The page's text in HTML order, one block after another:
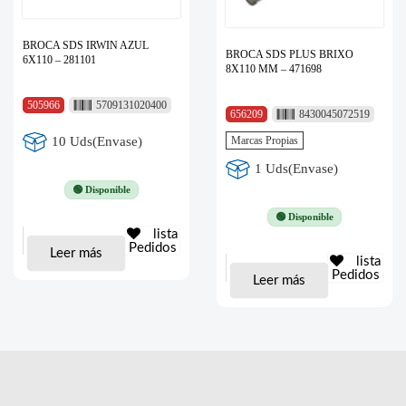
BROCA SDS IRWIN AZUL
6X110 – 281101
505966 5709131020400
10 Uds(Envase)
🟢 Disponible
Leer más
lista
Pedidos
BROCA SDS PLUS BRIXO
8X110 MM – 471698
656209 8430045072519
Marcas Propias
1 Uds(Envase)
🟢 Disponible
Leer más
lista
Pedidos